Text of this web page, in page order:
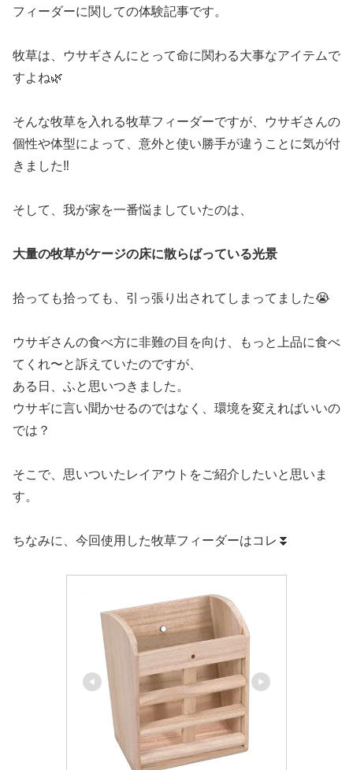
フィーダーに関しての体験記事です。
牧草は、ウサギさんにとって命に関わる大事なアイテムで
すよね🌿
そんな牧草を入れる牧草フィーダーですが、ウサギさんの
個性や体型によって、意外と使い勝手が違うことに気が付
きました‼️
そして、我が家を一番悩ましていたのは、
大量の牧草がケージの床に散らばっている光景
拾っても拾っても、引っ張り出されてしまってました😭
ウサギさんの食べ方に非難の目を向け、もっと上品に食べ
てくれ〜と訴えていたのですが、
ある日、ふと思いつきました。
ウサギに言い聞かせるのではなく、環境を変えればいいの
では？
そこで、思いついたレイアウトをご紹介したいと思いま
す。
ちなみに、今回使用した牧草フィーダーはコレ⏬️